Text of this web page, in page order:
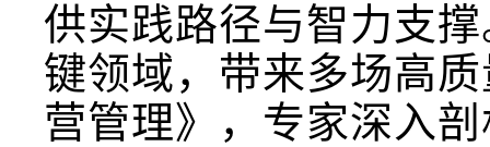
供实践路径与智力支
键领域，带来多场高
营管理》，专家深入